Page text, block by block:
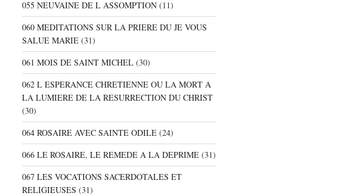
055 NEUVAINE DE L ASSOMPTION(11)
060 MEDITATIONS SUR LA PRIERE DU JE VOUS
SALUE MARIE(31)
061 MOIS DE SAINT MICHEL(30)
062 L ESPERANCE CHRETIENNE OU LA MORT A
LA LUMIERE DE LA RESURRECTION DU CHRIST
(30)
064 ROSAIRE AVEC SAINTE ODILE(24)
066 LE ROSAIRE, LE REMEDE A LA DEPRIME(31)
067 LES VOCATIONS SACERDOTALES ET
RELIGIEUSES (31)